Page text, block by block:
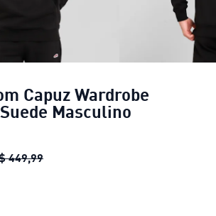
Capuz Wardrobe
Masculino
449,99Moletom com Capuz Wardrobe